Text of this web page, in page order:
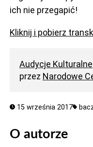
ich nie przegapić!
Kliknij i pobierz
Audycje Kulturalne
przez Narodowe
15 września 2017
O autorze